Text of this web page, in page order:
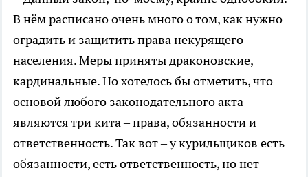
В нём расписано очень много о том, как нужно
оградить и защитить права некурящего
населения. Меры приняты драконовские,
кардинальные. Но хотелось бы отметить, что
основой любого законодательного акта
являются три кита – права, обязанности и
ответственность. Так вот – у курильщиков есть
обязанности, есть ответственность, но нет